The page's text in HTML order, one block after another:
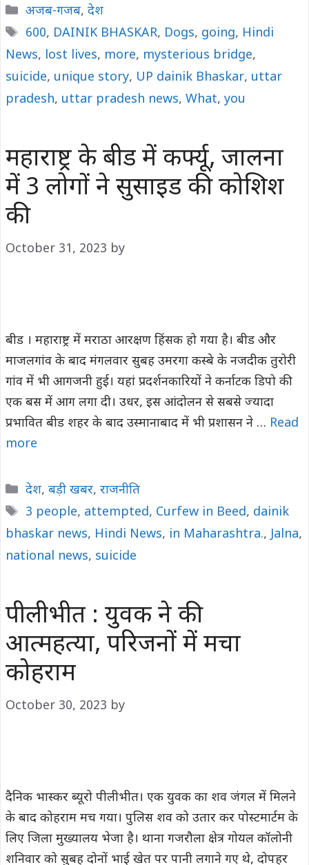
Categories
अजब-गजब, देश
Tags
600, DAINIK BHASKAR, Dogs, going, Hindi
News, lost lives, more, mysterious bridge,
suicide, unique story, UP dainik Bhaskar, uttar
pradesh, uttar pradesh news, What, you
महाराष्ट्र के बीड में कर्फ्यू, जालना
में 3 लोगों ने सुसाइड की कोशिश
की
October 31, 2023 by
बीड । महाराष्ट्र में मराठा आरक्षण हिंसक हो गया है। बीड और
माजलगांव के बाद मंगलवार सुबह उमरगा कस्बे के नजदीक तुरोरी
गांव में भी आगजनी हुई। यहां प्रदर्शनकारियों ने कर्नाटक डिपो की
एक बस में आग लगा दी। उधर, इस आंदोलन से सबसे ज्यादा
प्रभावित बीड शहर के बाद उस्मानाबाद में भी प्रशासन ने … Read
more
Categories
देश, बड़ी खबर, राजनीति
Tags
3 people, attempted, Curfew in Beed, dainik
bhaskar news, Hindi News, in Maharashtra.,Jalna,
national news, suicide
पीलीभीत : युवक ने की
आत्महत्या, परिजनों में मचा
कोहराम
October 30, 2023 by
दैनिक भास्कर ब्यूरो पीलीभीत। एक युवक का शव जंगल में मिलने
के बाद कोहराम मच गया। पुलिस शव को उतार कर पोस्टमार्टम के
लिए जिला मुख्यालय भेजा है। थाना गजरौला क्षेत्र गोयल कॉलोनी
शनिवार को सुबह दोनों भाई खेत पर पानी लगाने गए थे, दोपहर